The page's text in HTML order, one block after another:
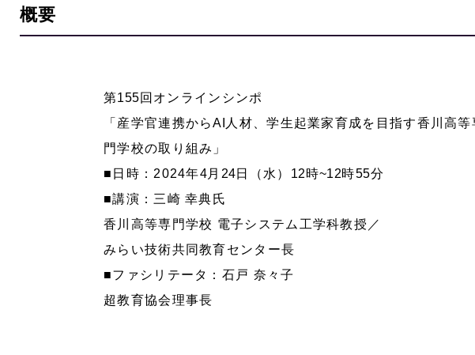
概要
第155回オンラインシンポ
「産学官連携からAI 人材、学生起業家育成を目指す香川高等
門学校の取り組み」
■日時：2024年4月 24日（水） 12時~12時55分
■講演：三崎 幸典氏
香川高等専門学校 電子システム工学科教授／
みらい技術共同教育センター長
■ファシリテータ：石戸 奈々子
超教育協会理事長